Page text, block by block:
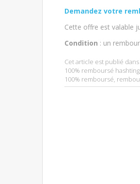
Demandez votre
Cette offre est valable
Condition : un
Cet article est publié dans
100% remboursé hashting
100% remboursé,